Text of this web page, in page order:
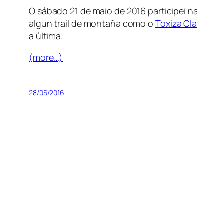
O sábado 21 de maio de 2016 participei
algún trail de montaña como o Toxiza
a última.
(more…)
28/05/2016